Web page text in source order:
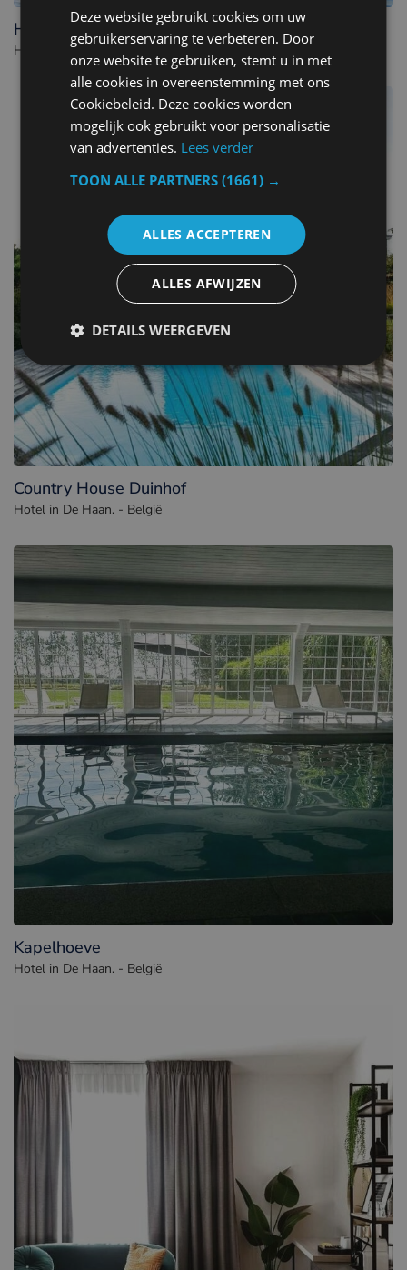
Hotel Donny
Hotel in De Panne. - België
Country House Duinhof
Hotel in De Haan. - België
Kapelhoeve
Hotel in De Haan. - België
Deze website gebruikt cookies om uw
gebruikerservaring te verbeteren. Door
onze website te gebruiken, stemt u in met
alle cookies in overeenstemming met ons
Cookiebeleid. Deze cookies worden
mogelijk ook gebruikt voor personalisatie
van advertenties. Lees verder
TOON ALLE PARTNERS(1661) →
ALLES ACCEPTEREN
ALLES AFWIJZEN
DETAILS WEERGEVEN